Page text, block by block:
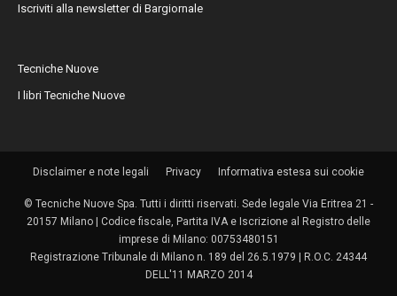
Iscriviti alla newsletter di Bargiornale
Tecniche Nuove
I libri Tecniche Nuove
Disclaimer e note legali Privacy Informativa estesa sui cookie
© Tecniche Nuove Spa. Tutti i diritti riservati. Sede legale Via Eritrea 21 -
20157 Milano | Codice fiscale, Partita IVA e Iscrizione al Registro delle
imprese di Milano: 00753480151
Registrazione Tribunale di Milano n. 189 del 26.5.1979 | R.O.C. 24344
DELL'11 MARZO 2014